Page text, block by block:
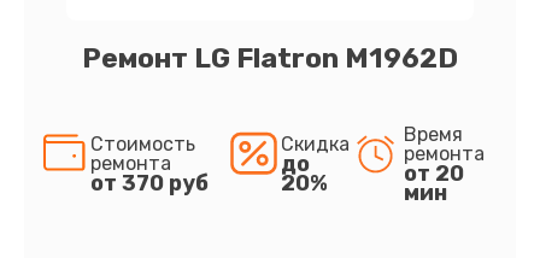
Ремонт LG Flatron M1962D
Стоимость
ремонта
от 370 руб
Скидка
до
20%
Время
ремонта
от 20
мин